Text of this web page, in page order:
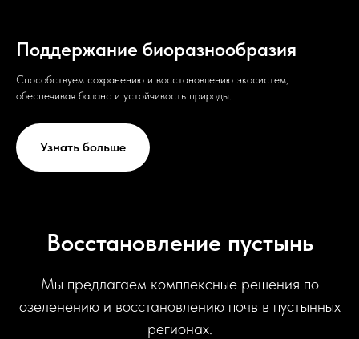
Поддержание биоразнообразия
Способствуем сохранению и восстановлению экосистем,
обеспечивая баланс и устойчивость природы.
Узнать больше
Восстановление пустынь
Мы предлагаем комплексные решения по
озеленению и восстановлению почв в пустынных
регионах.